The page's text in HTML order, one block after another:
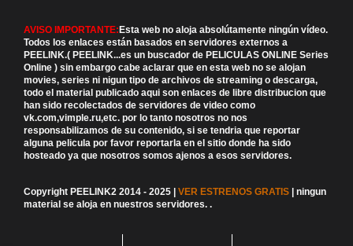
AVISO IMPORTANTE:Esta web no aloja absolútamente ningún vídeo.
Todos los enlaces están basados en servidores externos a
PEELINK.( PEELINK...es un buscador de PELICULAS ONLINE Series
Online ) sin embargo cabe aclarar que en esta web no se alojan
movies, series ni nigun tipo de archivos de streaming o descarga,
todo el material publicado aqui son enlaces de libre distribucion que
han sido recolectados de servidores de video como
vk.com,vimple.ru,etc. por lo tanto nosotros no nos
responsabilizamos de su contenido, si se tendria que reportar
alguna pelicula por favor reportarla en el sitio donde ha sido
hosteado ya que nosotros somos ajenos a esos servidores.
Copyright PEELINK2 2014 - 2025 | VER ESTRENOS GRATIS | ningun
material se aloja en nuestros servidores. .